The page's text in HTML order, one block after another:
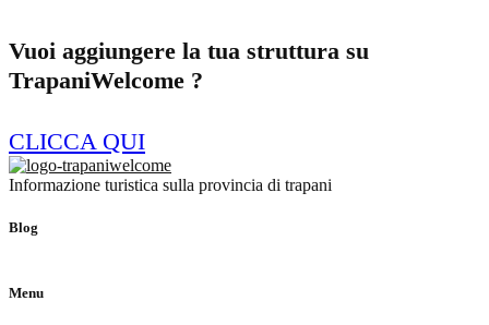
Vuoi aggiungere la tua struttura su
TrapaniWelcome ?
CLICCA QUI
Informazione turistica sulla provincia di trapani
Blog
Menu